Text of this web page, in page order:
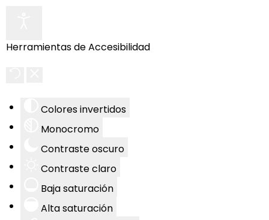
Herramientas de Accesibilidad
Colores invertidos
Monocromo
Contraste oscuro
Contraste claro
Baja saturación
Alta saturación